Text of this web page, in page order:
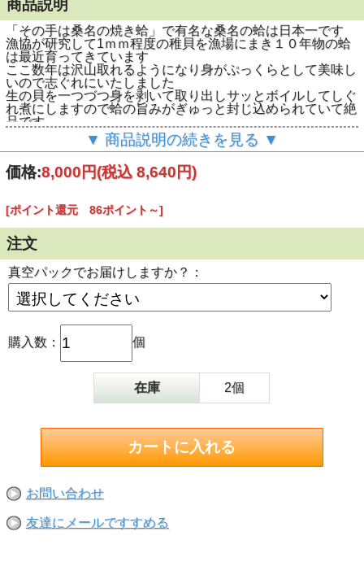
商品説明
「その手は桑名の焼き蛤」で有名な桑名の蛤は日本一です
漁協が研究して1ｍｍ程度の稚貝を漁場にまき１０年物の蛤
は最近育ってきています
ここ数年は沢山取れるようになり身がぷっくらとして美味し
いので志ぐれにいたしました
生の貝を一つづつ身を剥いて取り出しサッとボイルしてしぐ
れ煮にしますので蛤の旨みがぎゅっと封じ込められていて絶
品です
この希少な志ぐれ蛤をぜひご賞味ください
▼ 商品説明の続きを見る ▼
価格:8,000円(税込 8,640円)
[ポイント還元 86ポイント～]
注文
真空パックでお届けしますか？：
購入数： 個
在庫 2個
お問い合わせ
友達にメールですすめる